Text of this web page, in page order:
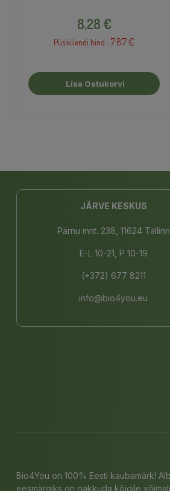
8,28 €
Püsikliendi hind : 7.87 €
Lisa Ostukorvi
JÄRVE KESKUS
Pärnu mnt. 238, 11624 Tallinn
E-L 10-21, P 10-19
(+372) 677 8211
info@bio4you.eu
Bio4You on 100% Eesti kaubamärk!
eesmärgiks on pakkuda kõigile